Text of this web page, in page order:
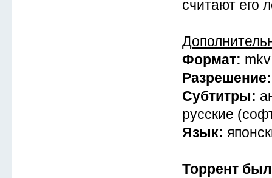
считают его
Формат: mkv
Субтитры:
русские
Язык:
Торрент